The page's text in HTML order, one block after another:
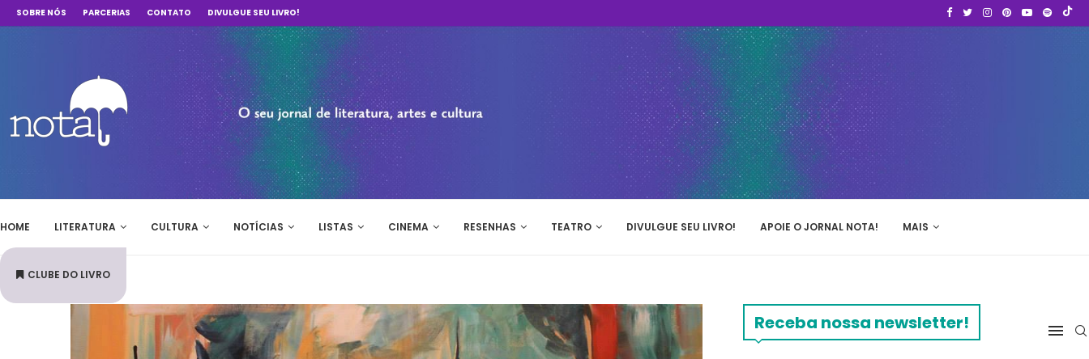
SOBRE NÓS PARCERIAS CONTATO DIVULGUE SEU LIVRO!
HOME LITERATURA CULTURA NOTÍCIAS LISTAS CINEMA RESENHAS TEATRO DIVULGUE SEU LIVRO! APOIE O JORNAL NOTA! MAIS
CLUBE DO LIVRO
Receba nossa newsletter!